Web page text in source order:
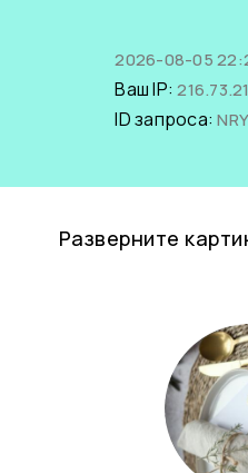
2026-08-05
Ваш IP:
ID запроса:
Разверните